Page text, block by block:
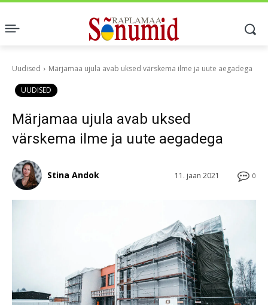
Uudised Märjamaa ujula avab uksed värskema ilme ja uute aegadega
UUDISED
Märjamaa ujula avab uksed
värskema ilme ja uute aegadega
0
11. jaan 2021
Stina Andok